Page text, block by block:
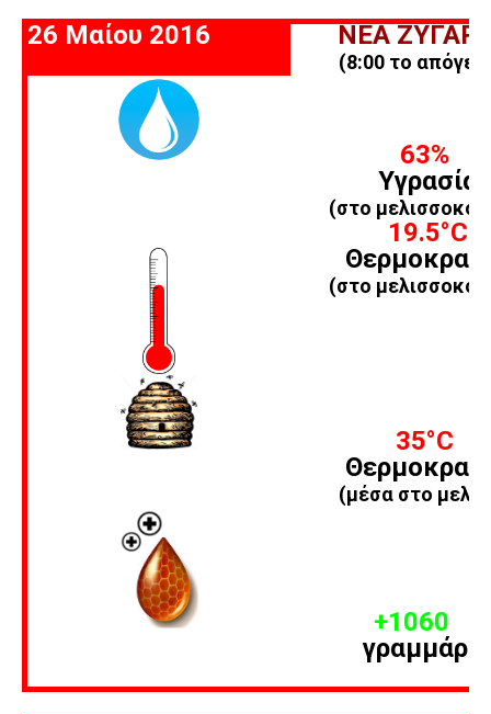
26 Μαίου 2016 ΝΕΑ
(8:00 το
63%
Υγρασία
(στο
19.5°C
(στο
35°C
(μέσα στο
+1060
γραμμάρια